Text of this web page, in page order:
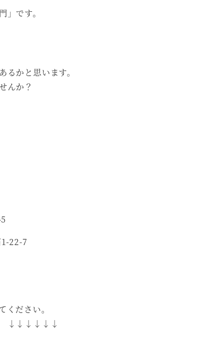
です。
かと思います。
んか？
22-7
ださい。